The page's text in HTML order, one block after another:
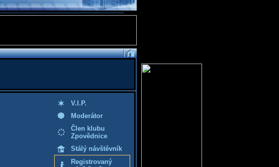
V.I.P.
Moderátor
Člen klubu
Zpovědnice
Stálý návštěvník
Registrovaný